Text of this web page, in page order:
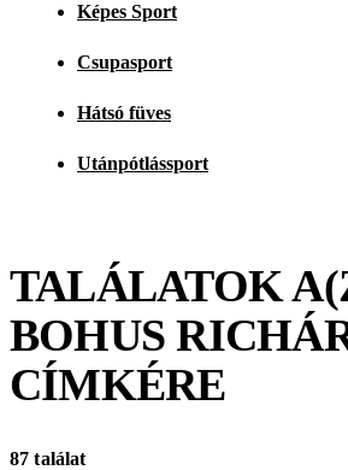
Képes Sport
Csupasport
Hátsó füves
Utánpótlássport
TALÁLATOK
BOHUS
CÍMKÉRE
87 találat